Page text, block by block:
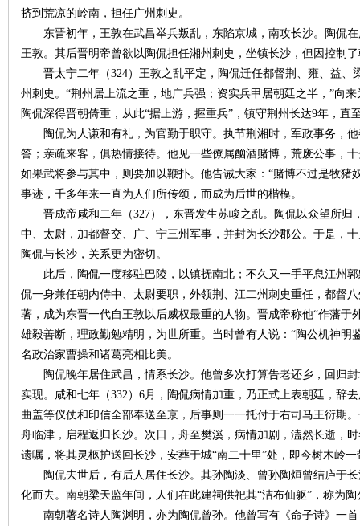
挤到荒凉的岭南，担任广州刺史。
东晋初年，王敦在武昌举兵叛乱，东陷京城，南攻长沙。陶侃在
王敦。其后晋明帝曾欲以陶侃担任湘州刺史，坐镇长沙，但因控制
晋太宁二年（324）王敦之乱平定，陶侃迁任都督荆、雍、益、
州刺史。“荆州居上流之重，地广兵强；资实兵甲居朝廷之半，”向
陶侃深得晋朝倚重，从此“据上游，握重兵”，镇守荆州长达9年，直
陶侃为人谦和有礼，为官勤于职守。执节荆湘时，军政事务，他
答；亲疏来客，俱热情接待。他见一些僚属酗酒赌博，荒废公事，
如果武将参与其中，则要加以鞭扑。他告诫大家：“赌博不过是牧猪
事迹，千多年来一直为人们所传颂，而成为后世的楷模。
晋成帝咸和二年（327），东晋发生苏峻之乱。陶侃以众望所归
中、太尉，加都督交、广、宁三州军事，并封为长沙郡公。于是，
陶侃与长沙，关系更为密切。
此后，陶侃一度移驻巴陵，以镇抚南北；不久又一手平息江州郭
侃一身兼任朝内侍中、太尉要职，外领荆、江二州刺史重任，都督
著，成为东晋一代自王敦以后威权最重的人物。晋成帝称他“作藩于
雄毅善断，理政勤勉精明，为世所重。当时曾有人说：“陶公机神明
名政治家曹操和诸葛亮相比美。
陶侃晚年居住武昌，情系长沙。他曾多次打算告老还乡，回归封
实现。咸和七年（332）6月，陶侃病情加重，乃正式上表朝廷，辞
曲盖等仪仗和印信全部奉送至京，后事则一一托付于右司马王衍期
舟临津，启程返归长沙。次日，舟至樊溪，病情加剧，溘然长逝，
遗嘱，将其灵柩护送回长沙，安葬于城“南二十里”处，即今树木岭一
陶侃去世后，有后人居住长沙。其孙陶淡、曾孙陶烜曾结庐于长
化而去。南朝梁天监年间，人们在此建祠供祀其“洁布仙躯”，称为
南朝著名诗人陶渊明，亦为陶侃曾孙。他曾写有《命子诗》一首